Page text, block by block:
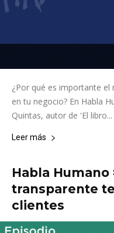
¿Por qué es importante
en tu negocio? En Habla
Quintas, autor de 'El libro...
Leer más
Habla Humano
transparente
clientes